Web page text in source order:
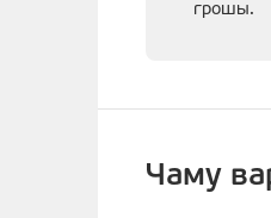
грошы.
Чаму